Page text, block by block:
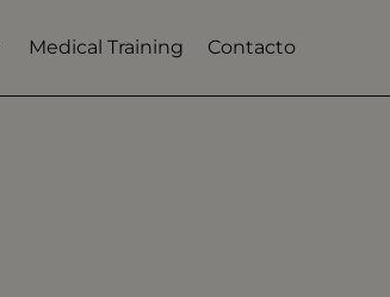
Medical Training Contacto